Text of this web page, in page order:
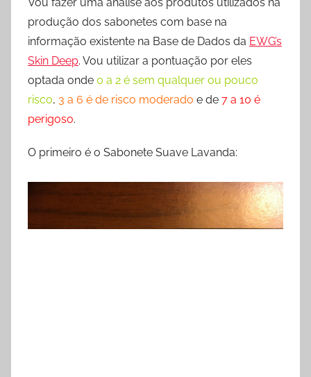
produção dos sabonetes com base na
informação existente na Base de Dados da EWG’s
Skin Deep. Vou utilizar a pontuação por eles
optada onde 0 a 2 é sem qualquer ou pouco
risco, 3 a 6 é de risco moderado e de 7 a 10 é
perigoso.
O primeiro é o Sabonete Suave Lavanda: